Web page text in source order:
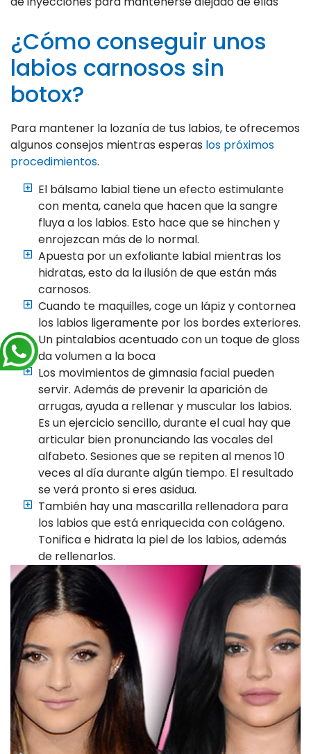
¿Cómo conseguir unos
labios carnosos sin
botox?
Para mantener la lozanía de tus labios, te ofrecemos
algunos consejos mientras esperas los próximos
procedimientos.
El bálsamo labial tiene un efecto estimulante
con menta, canela que hacen que la sangre
fluya a los labios. Esto hace que se hinchen y
enrojezcan más de lo normal.
Apuesta por un exfoliante labial mientras los
hidratas, esto da la ilusión de que están más
carnosos.
Cuando te maquilles, coge un lápiz y contornea
los labios ligeramente por los bordes exteriores.
Un pintalabios acentuado con un toque de gloss
da volumen a la boca
Los movimientos de gimnasia facial pueden
servir. Además de prevenir la aparición de
arrugas, ayuda a rellenar y muscular los labios.
Es un ejercicio sencillo, durante el cual hay que
articular bien pronunciando las vocales del
alfabeto. Sesiones que se repiten al menos 10
veces al día durante algún tiempo. El resultado
se verá pronto si eres asidua.
También hay una mascarilla rellenadora para
los labios que está enriquecida con colágeno.
Tonifica e hidrata la piel de los labios, además
de rellenarlos.